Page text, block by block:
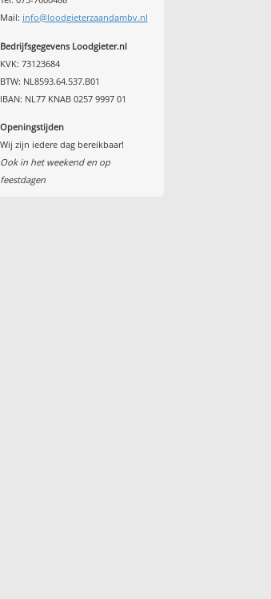
Mail: info@loodgieterzaandambv.nl
Bedrijfsgegevens Loodgieter.nl
KVK: 73123684
BTW: NL8593.64.537.B01
IBAN: NL77 KNAB 0257 9997 01
Openingstijden
Wij zijn iedere dag bereikbaar!
Ook in het weekend en op
feestdagen